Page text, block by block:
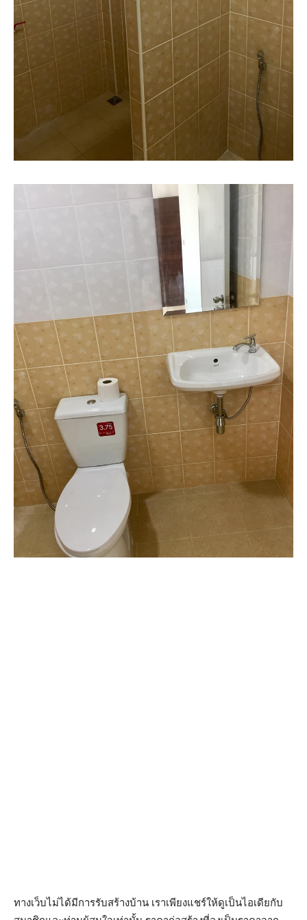
ทางเว็บไม่ได้มีการรับสร้างบ้าน เราเพียงแชร์ให้ดูเป็นไอเดียกับ